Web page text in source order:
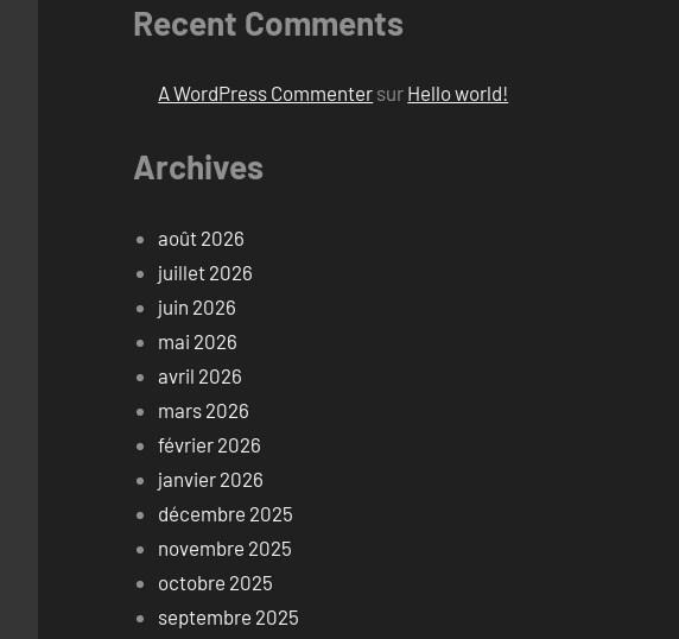
Recent Comments
A WordPress Commenter sur Hello world!
Archives
août 2026
juillet 2026
juin 2026
mai 2026
avril 2026
mars 2026
février 2026
janvier 2026
décembre 2025
novembre 2025
octobre 2025
septembre 2025